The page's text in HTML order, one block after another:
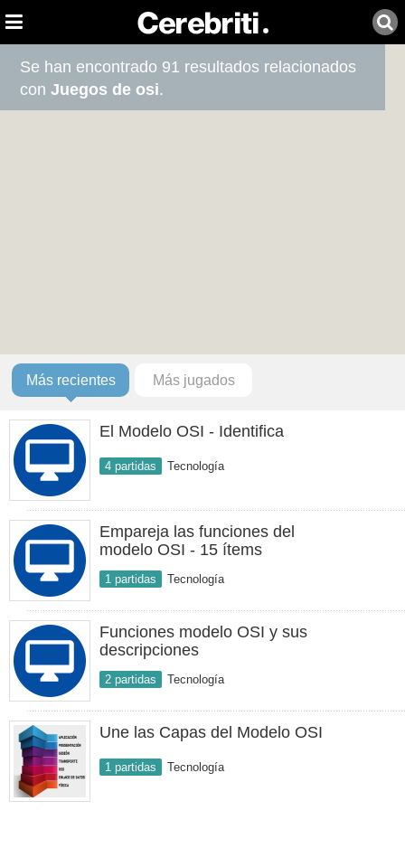
Se han encontrado 91 resultados relacionados
conJuegos de osi.
Más recientes Más jugados
El Modelo OSI - Identifica
4 partidas Tecnología
Empareja las funciones del
modelo OSI - 15 ítems
1 partidas Tecnología
Funciones modelo OSI y sus
descripciones
2 partidas Tecnología
Une las Capas del Modelo OSI
1 partidas Tecnología